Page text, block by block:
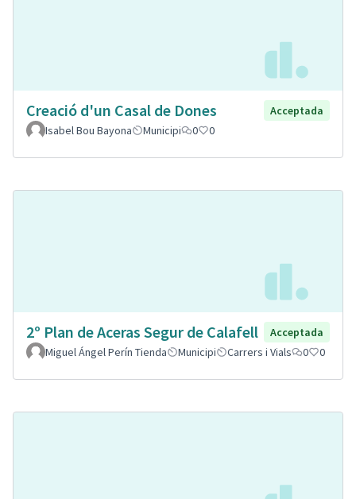
Creació d'un Casal de Dones
Acceptada
Isabel Bou Bayona
Municipi 0 0
2º Plan de Aceras Segur de Calafell
Acceptada
Miguel Ángel Perín Tienda
Municipi Carrers i Vials 0 0